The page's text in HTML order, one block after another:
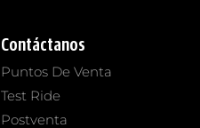
Contáctanos
Puntos De Venta
Test Ride
Postventa